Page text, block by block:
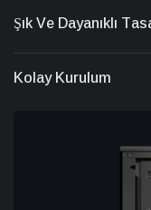
Şık Ve Dayanıklı
Kolay Kurulum